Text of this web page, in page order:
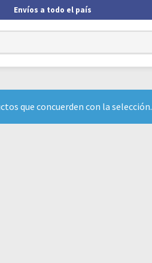
Envíos a todo el país
que concuerden con la selección.